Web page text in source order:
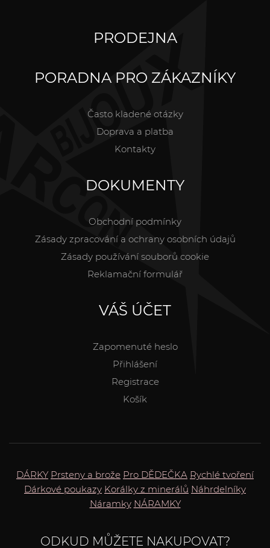
PRODEJNA
PORADNA PRO ZÁKAZNÍKY
Často kladené otázky
Doprava a platba
Kontakty
DOKUMENTY
Obchodní podmínky
Zásady zpracování a ochrany osobních údajů
Zásady používání souborů cookie
Reklamační formulář
VÁŠ ÚČET
Zapomenuté heslo
Přihlášení
Registrace
Košík
DÁRKY Prsteny a brože Pro DĚDEČKA Rychlé tvoření
Dárkové poukazy Korálky z minerálů Náhrdelníky
Náramky NÁRAMKY
ODKUD MŮŽETE NAKUPOVAT?